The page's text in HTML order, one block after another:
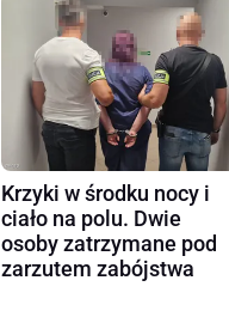
Krzyki w środku nocy i
ciało na polu. Dwie
osoby zatrzymane pod
zarzutem zabójstwa